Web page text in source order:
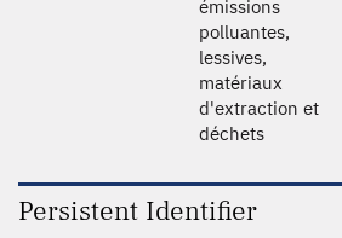
émissions
polluantes,
lessives,
matériaux
d'extraction et
déchets
Persistent Identifier